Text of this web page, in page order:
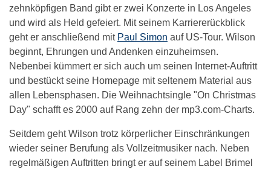
zehnköpfigen Band gibt er zwei Konzerte in Los Angeles
und wird als Held gefeiert. Mit seinem Karriererückblick
geht er anschließend mit Paul Simon auf US-Tour. Wilson
beginnt, Ehrungen und Andenken einzuheimsen.
Nebenbei kümmert er sich auch um seinen Internet-Auftritt
und bestückt seine Homepage mit seltenem Material aus
allen Lebensphasen. Die Weihnachtsingle "On Christmas
Day" schafft es 2000 auf Rang zehn der mp3.com-Charts.
Seitdem geht Wilson trotz körperlicher Einschränkungen
wieder seiner Berufung als Vollzeitmusiker nach. Neben
regelmäßigen Auftritten bringt er auf seinem Label Brimel